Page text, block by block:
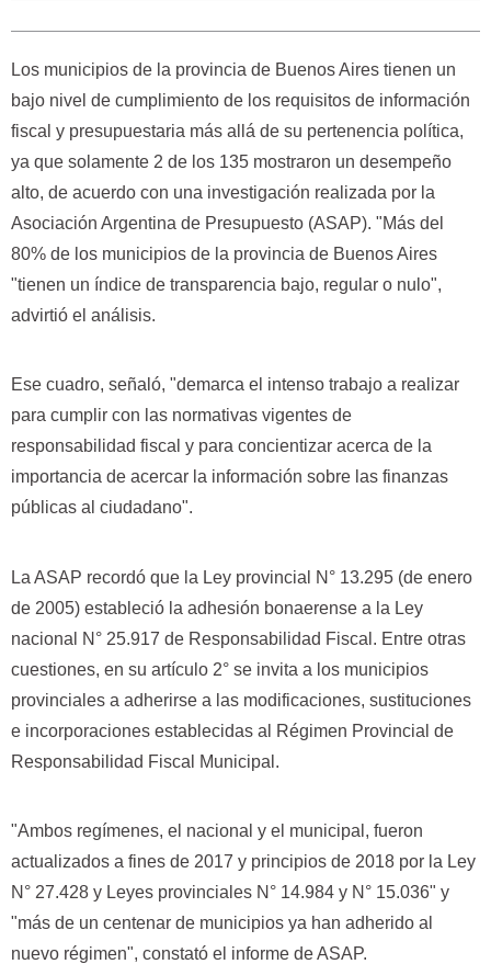
Los municipios de la provincia de Buenos Aires tienen un
bajo nivel de cumplimiento de los requisitos de información
fiscal y presupuestaria más allá de su pertenencia política,
ya que solamente 2 de los 135 mostraron un desempeño
alto, de acuerdo con una investigación realizada por la
Asociación Argentina de Presupuesto (ASAP). "Más del
80% de los municipios de la provincia de Buenos Aires
"tienen un índice de transparencia bajo, regular o nulo",
advirtió el análisis.
Ese cuadro, señaló, "demarca el intenso trabajo a realizar
para cumplir con las normativas vigentes de
responsabilidad fiscal y para concientizar acerca de la
importancia de acercar la información sobre las finanzas
públicas al ciudadano".
La ASAP recordó que la Ley provincial N° 13.295 (de enero
de 2005) estableció la adhesión bonaerense a la Ley
nacional N° 25.917 de Responsabilidad Fiscal. Entre otras
cuestiones, en su artículo 2° se invita a los municipios
provinciales a adherirse a las modificaciones, sustituciones
e incorporaciones establecidas al Régimen Provincial de
Responsabilidad Fiscal Municipal.
"Ambos regímenes, el nacional y el municipal, fueron
actualizados a fines de 2017 y principios de 2018 por la Ley
N° 27.428 y Leyes provinciales N° 14.984 y N° 15.036" y
"más de un centenar de municipios ya han adherido al
nuevo régimen", constató el informe de ASAP.